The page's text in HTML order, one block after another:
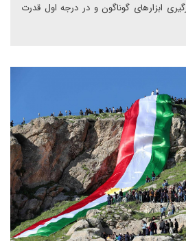
ابزارهای گوناگون و در درجه اول قدرت